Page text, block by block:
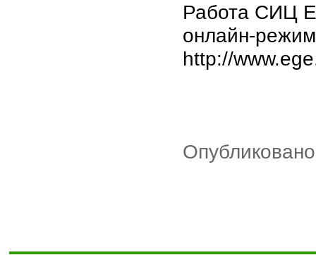
Работа СИЦ
онлайн-
http://